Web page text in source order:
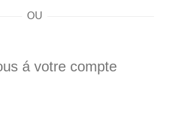
OU
á votre compte